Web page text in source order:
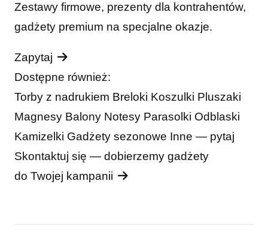
Zestawy firmowe, prezenty dla kontrahentów,
gadżety premium na specjalne okazje.
Zapytaj
Dostępne również:
Torby z nadrukiem Breloki Koszulki Pluszaki
Magnesy Balony Notesy Parasolki Odblaski
Kamizelki Gadżety sezonowe Inne — pytaj
Skontaktuj się — dobierzemy gadżety
do Twojej kampanii